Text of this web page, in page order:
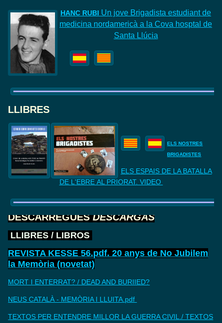
HANC RUBI Un jove Brigadista estudiant de
medicina nordamericà a la Cova hosptal de
Santa Llúcia
LLIBRES
ELS NOSTRES
BRIGADISTES
ELS ESPAIS DE LA BATALLA
DE L'EBRE AL PRIORAT. VIDEO
DESCARREGUESDESCARGAS
LLIBRES / LIBROS
REVISTA KESSE 56.pdf. 20 anys de No Jubilem
la Memòria (novetat)
MORT I ENTERRAT? / DEAD AND BURIIED?
NEUS CATALÀ - MEMÒRIA I LLUITA.pdf
TEXTOS PER ENTENDRE MILLOR LA GUERRA CIVIL./ TEXTOS